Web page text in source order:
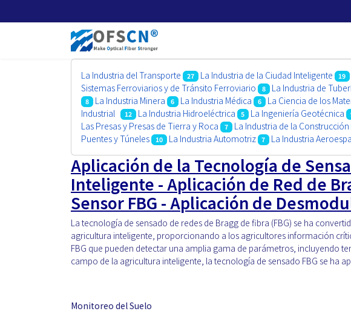
La Industria del Transporte 27 La Industria de la Ciudad Inteligente 19
Sistemas Ferroviarios y de Tránsito Ferroviario
8 La Industria de
8 La Industria Minera 6 La Industria Médica 6 La Ciencia de los
Industrial
12 La Industria Hidroeléctrica 5 La Ingeniería Geotécnica
Las Presas y Presas de Tierra y Roca 7 La Industria de la Construcción
Puentes y Túneles
10 La Industria Automotriz 7 La Industria
Aplicación de la Tecnología de
Inteligente - Aplicación de Red de
Sensor FBG - Aplicación de
La tecnología de sensado de redes de Bragg de fibra (FBG) se ha
agricultura inteligente, proporcionando a los agricultores información
FBG que pueden detectar una amplia gama de parámetros, incluyendo
campo de la agricultura inteligente, la tecnología de sensado FBG se ha
Monitoreo del Suelo